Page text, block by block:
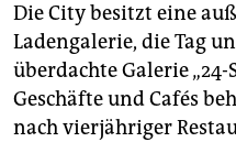
Die City besitzt eine
Ladengalerie, die Tag
überdachte Galerie „24-
Geschäfte und Cafés
nach vierjähriger